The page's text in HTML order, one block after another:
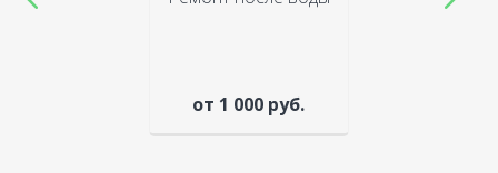
от 1 000 руб.